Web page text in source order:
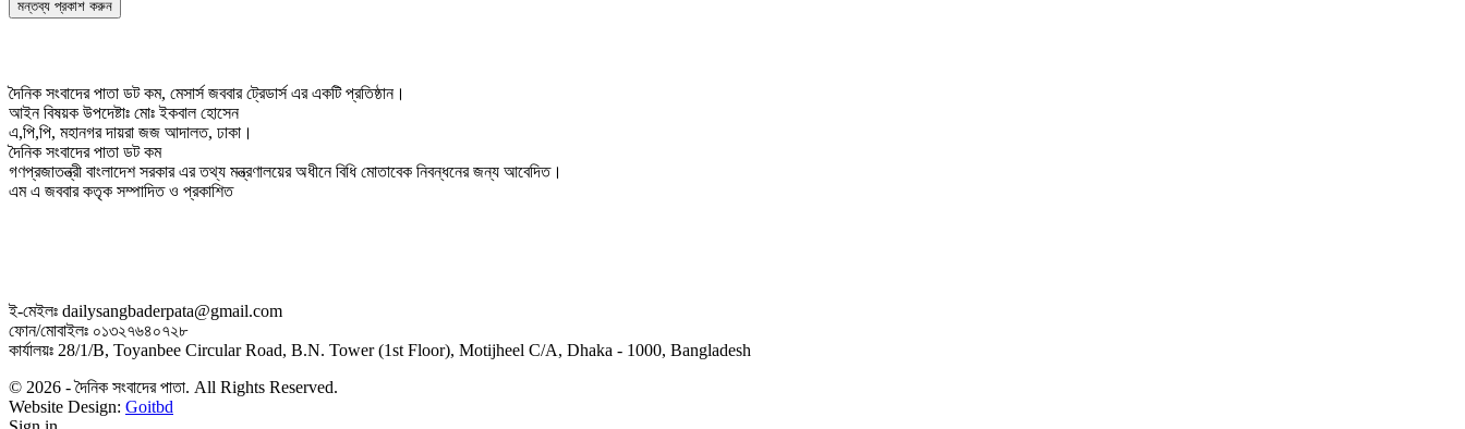
দৈনিক সংবাদের পাতা ডট কম, মেসার্স জববার ট্রেডার্স এর একটি প্রতিষ্ঠান।
আইন বিষয়ক উপদেষ্টাঃ মোঃ ইকবাল হোসেন
এ,পি,পি, মহানগর দায়রা জজ আদালত, ঢাকা।
দৈনিক সংবাদের পাতা ডট কম
গণপ্রজাতন্ত্রী বাংলাদেশ সরকার এর তথ্য মন্ত্রণালয়ের অধীনে বিধি মোতাবেক নিবন্ধনের জন্য আবেদিত।
এম এ জববার কতৃক সম্পাদিত ও প্রকাশিত
ই-মেইলঃ dailysangbaderpata@gmail.com
ফোন/মোবাইলঃ ০১৩২৭৬৪০৭২৮
কার্যালয়ঃ 28/1/B, Toyanbee Circular Road, B.N. Tower (1st Floor), Motijheel C/A, Dhaka - 1000, Bangladesh
© 2026 - দৈনিক সংবাদের পাতা. All Rights Reserved.
Website Design: Goitbd